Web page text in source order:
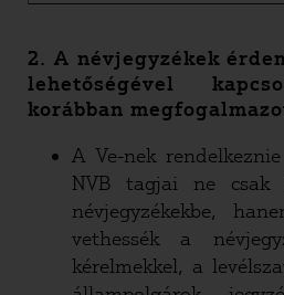
2. A névjegyzékek
lehetőségével
korábban
A Ve-nek
NVB tagjai ne csak
névjegyzékekbe,
vethessék a
kérelmekkel, a